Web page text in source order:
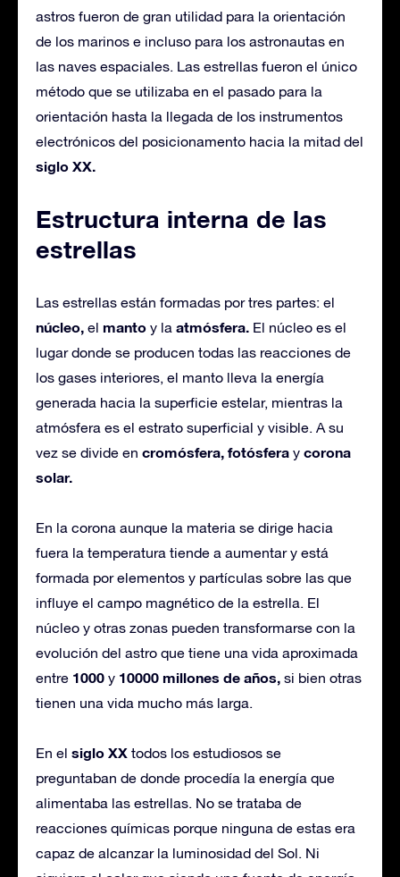
astros fueron de gran utilidad para la orientación
de los marinos e incluso para los astronautas en
las naves espaciales. Las estrellas fueron el único
método que se utilizaba en el pasado para la
orientación hasta la llegada de los instrumentos
electrónicos del posicionamento hacia la mitad del
siglo XX.
Estructura interna de las
estrellas
Las estrellas están formadas por tres partes: el
núcleo, el manto y la atmósfera. El núcleo es el
lugar donde se producen todas las reacciones de
los gases interiores, el manto lleva la energía
generada hacia la superficie estelar, mientras la
atmósfera es el estrato superficial y visible. A su
vez se divide en cromósfera, fotósfera y corona
solar.
En la corona aunque la materia se dirige hacia
fuera la temperatura tiende a aumentar y está
formada por elementos y partículas sobre las que
influye el campo magnético de la estrella. El
núcleo y otras zonas pueden transformarse con la
evolución del astro que tiene una vida aproximada
entre 1000 y 10000 millones de años, si bien otras
tienen una vida mucho más larga.
En el siglo XX todos los estudiosos se
preguntaban de donde procedía la energía que
alimentaba las estrellas. No se trataba de
reacciones químicas porque ninguna de estas era
capaz de alcanzar la luminosidad del Sol. Ni